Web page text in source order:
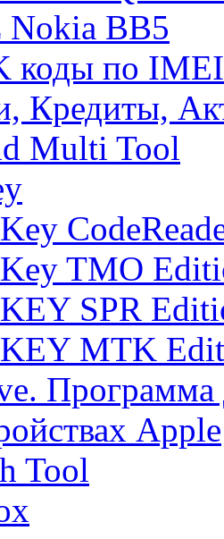
Nokia BB5
коды по IMEI
Кредиты,
Multi Tool
TMO
SPR
MTK
Программа
Apple
Tool